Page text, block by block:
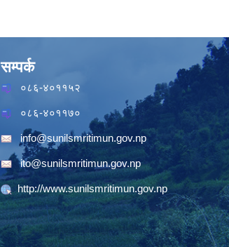
सम्पर्क
०८६-४०११५२
०८६-४०११७०
info@sunilsmritimun.gov.np
ito@sunilsmritimun.gov.np
http://www.sunilsmritimun.gov.np